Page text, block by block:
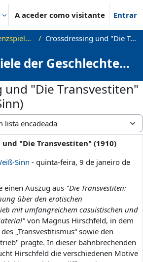
A aceder como visitante Entrar
Grenzspiele der Geschlechter Crossdressing und "Die Transvestiten" (1910) (Weiß-Sinn)
der Geschlechter:
und
in Literatur,
Film
und "Die Transvestiten"
und "Die Transvestiten" (1910)
Sinn - quinta-feira, 9 de janeiro de
0
einen Auszug aus "Die Transvestiten:
über den erotischen
mit umfangreichem casuistischen und
von Magnus Hirschfeld, in dem
„Transvestitismus“ sowie den
prägte. In dieser bahnbrechenden
Hirschfeld die verschiedenen Motive